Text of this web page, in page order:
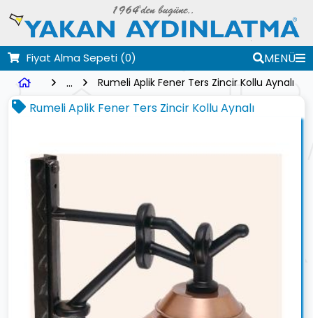
Fiyat Alma Sepeti (0)
MENÜ
...
Rumeli Aplik Fener Ters Zincir Kollu Aynalı
Rumeli Aplik Fener Ters Zincir Kollu Aynalı